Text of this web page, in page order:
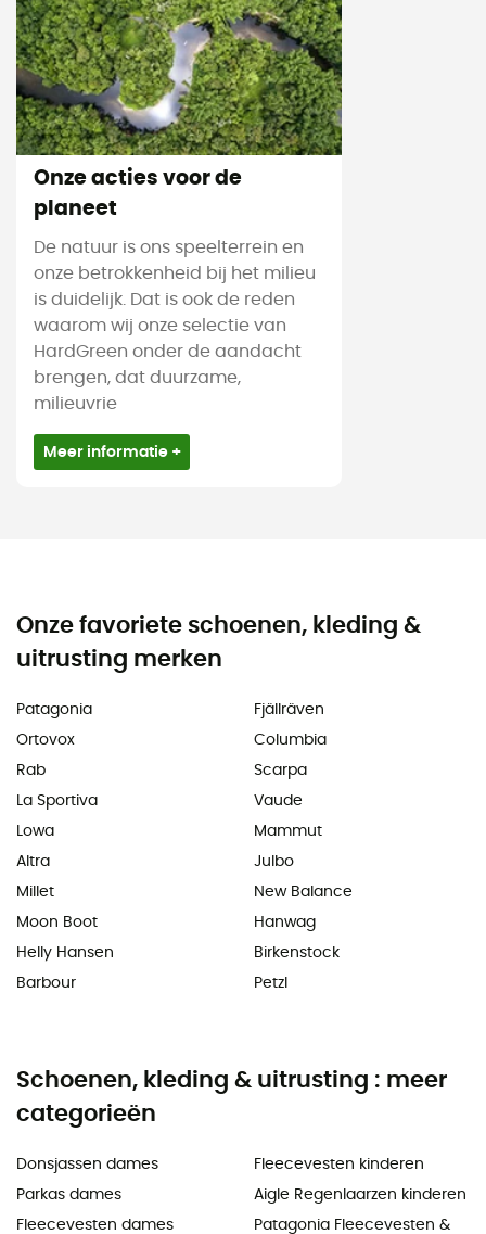
Onze acties voor de
planeet
De natuur is ons speelterrein en
onze betrokkenheid bij het milieu
is duidelijk. Dat is ook de reden
waarom wij onze selectie van
HardGreen onder de aandacht
brengen, dat duurzame,
milieuvrie
Meer informatie +
Onze favoriete schoenen, kleding &
uitrusting merken
Patagonia
Ortovox
Rab
La Sportiva
Lowa
Altra
Millet
Moon Boot
Helly Hansen
Barbour
Fjällräven
Columbia
Scarpa
Vaude
Mammut
Julbo
New Balance
Hanwag
Birkenstock
Petzl
Schoenen, kleding & uitrusting : meer
categorieën
Donsjassen dames
Parkas dames
Fleecevesten dames
Fleecevesten kinderen
Aigle Regenlaarzen kinderen
Patagonia Fleecevesten &